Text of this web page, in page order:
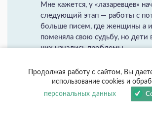
Мне кажется, у «лазаревцев»
следующий этап — работы с
больше писем, где женщины а
поменяла свою судьбу, но дети
них начались проблемы.
От С. Н. Лазарева
Задание от С.Н.Лазарева:
Продолжая работу с сайтом, Вы
использование cookies и
персональных данных